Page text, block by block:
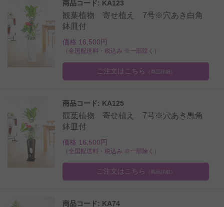
商品コード: KA123
観葉植物 寄せ植え 7号※穴あき白角
鉢皿付
価格 16,500円
（全国配送料・税込み ※一部除く）
ご注文はこちら （商品詳細）
商品コード: KA125
観葉植物 寄せ植え 7号※穴あき黒角
鉢皿付
価格 16,500円
（全国配送料・税込み ※一部除く）
ご注文はこちら （商品詳細）
商品コード: KA74